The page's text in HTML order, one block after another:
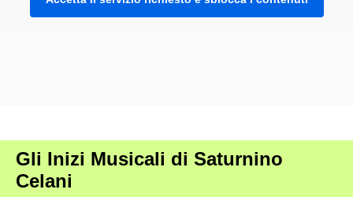
Gli Inizi Musicali di Saturnino
Celani